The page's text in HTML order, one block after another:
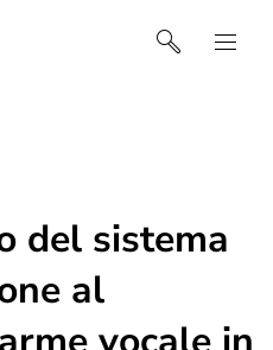
Keenfinity Group I Italy
del sistema
al